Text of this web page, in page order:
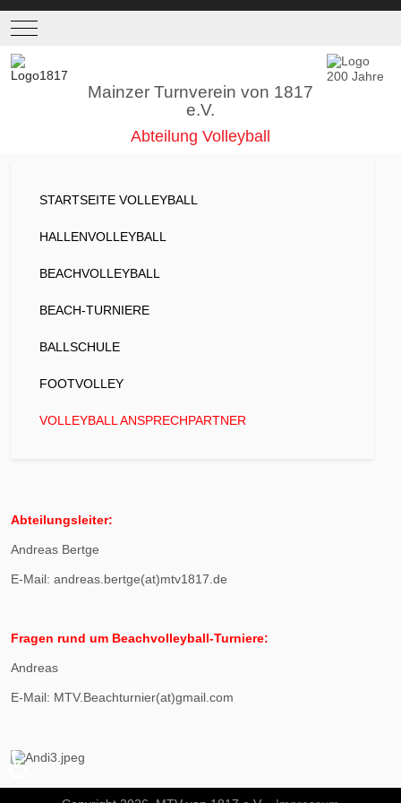
Mobile Menu Toggle
Mainzer Turnverein von 1817
e.V.
Abteilung Volleyball
STARTSEITE VOLLEYBALL
HALLENVOLLEYBALL
BEACHVOLLEYBALL
BEACH-TURNIERE
BALLSCHULE
FOOTVOLLEY
VOLLEYBALL ANSPRECHPARTNER
Abteilungsleiter:
Andreas Bertge
E-Mail: andreas.bertge(at)mtv1817.de
Fragen rund um Beachvolleyball-Turniere:
Andreas
E-Mail: MTV.Beachturnier(at)gmail.com